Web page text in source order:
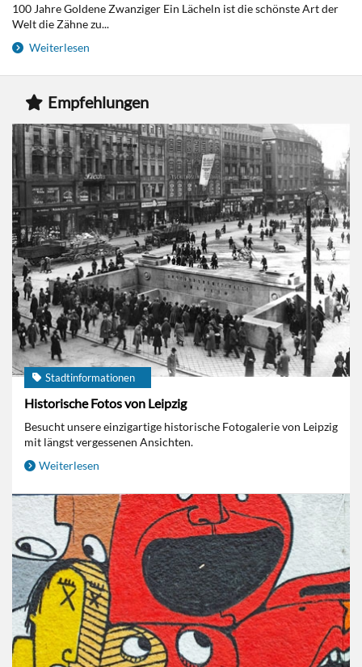
100 Jahre Goldene Zwanziger Ein Lächeln ist die schönste Art der
Welt die Zähne zu...
Weiterlesen
Empfehlungen
Stadtinformationen
Historische Fotos von Leipzig
Besucht unsere einzigartige historische Fotogalerie von Leipzig
mit längst vergessenen Ansichten.
Weiterlesen